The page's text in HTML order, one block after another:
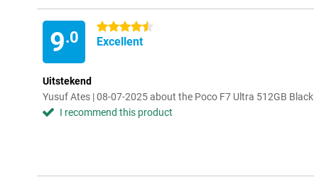
9.0
4.5 stars
Excellent
Uitstekend
Yusuf Ates | 08-07-2025 about the Poco F7 Ultra 512GB Black
I recommend this product